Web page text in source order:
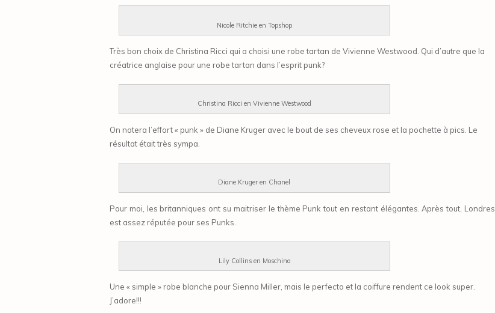
Nicole Ritchie en Topshop
Très bon choix de Christina Ricci qui a choisi une robe tartan de Vivienne Westwood. Qui d’autre que la
créatrice anglaise pour une robe tartan dans l’esprit punk?
Christina Ricci en Vivienne Westwood
On notera l’effort « punk » de Diane Kruger avec le bout de ses cheveux rose et la pochette à pics. Le
résultat était très sympa.
Diane Kruger en Chanel
Pour moi, les britanniques ont su maitriser le thème Punk tout en restant élégantes. Après tout, Londres
est assez réputée pour ses Punks.
Lily Collins en Moschino
Une « simple » robe blanche pour Sienna Miller, mais le perfecto et la coiffure rendent ce look super.
J’adore!!!